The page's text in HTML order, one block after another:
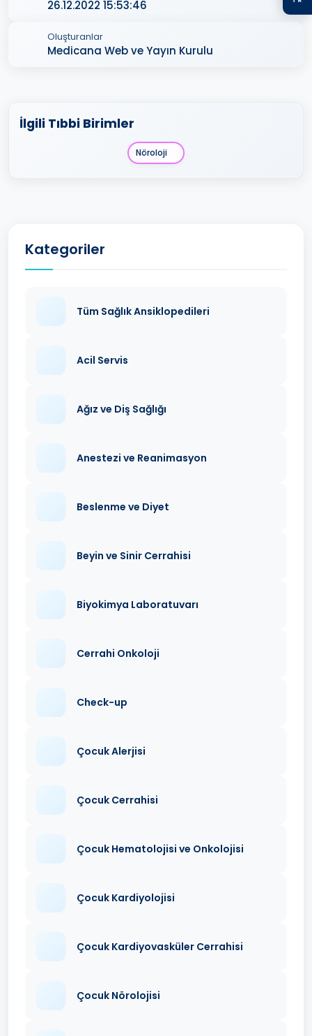
26.12.2022 15:53:46
Oluşturanlar
Medicana Web ve Yayın Kurulu
İlgili Tıbbi Birimler
Nöroloji
Kategoriler
Tüm Sağlık Ansiklopedileri
Acil Servis
Ağız ve Diş Sağlığı
Anestezi ve Reanimasyon
Beslenme ve Diyet
Beyin ve Sinir Cerrahisi
Biyokimya Laboratuvarı
Cerrahi Onkoloji
Check-up
Çocuk Alerjisi
Çocuk Cerrahisi
Çocuk Hematolojisi ve Onkolojisi
Çocuk Kardiyolojisi
Çocuk Kardiyovasküler Cerrahisi
Çocuk Nörolojisi